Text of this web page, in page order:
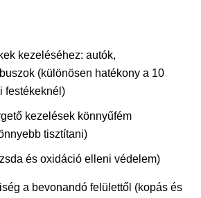
kezeléséhez: autók,
(különösen hatékony a 10
festékeknél)
kezelések könnyűfém
tisztítani)
és oxidáció elleni védelem)
a bevonandó felülettől (kopás és